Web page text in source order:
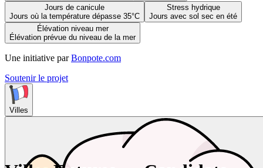
Jours de canicule
Jours où la température dépasse 35°C
Stress hydrique
Jours avec sol sec en été
Élévation niveau mer
Élévation prévue du niveau de la mer
Une initiative par Bonpote.com
Soutenir le projet
Villes